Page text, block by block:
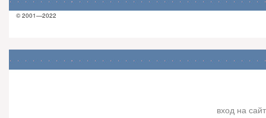
© 2001—2022
вход на сайт